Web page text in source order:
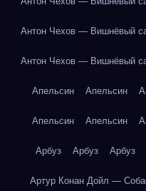
Антон Чехов — Вишнёвый
Антон Чехов — Вишнёвый
Апельсин Апельсин
Апельсин Апельсин
Арбуз Арбуз Арбуз
Артур Конан Дойл —